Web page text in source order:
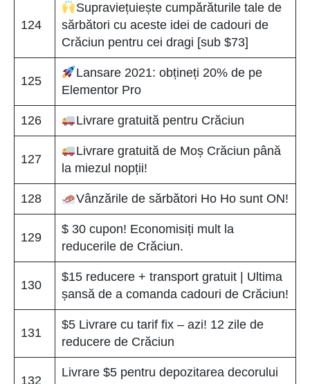
124
Supraviețuiește cumpărăturile tale de
sărbători cu aceste idei de cadouri de
Crăciun pentru cei dragi [sub $73]
125
Lansare 2021: obțineți 20% de pe
Elementor Pro
126 Livrare gratuită pentru Crăciun
127
Livrare gratuită de Moș Crăciun până
la miezul nopții!
128 Vânzările de sărbători Ho Ho sunt ON!
129
$ 30 cupon! Economisiți mult la
reducerile de Crăciun.
130
$15 reducere + transport gratuit | Ultima
șansă de a comanda cadouri de Crăciun!
131
$5 Livrare cu tarif fix – azi! 12 zile de
reducere de Crăciun
132
Livrare $5 pentru depozitarea decorului